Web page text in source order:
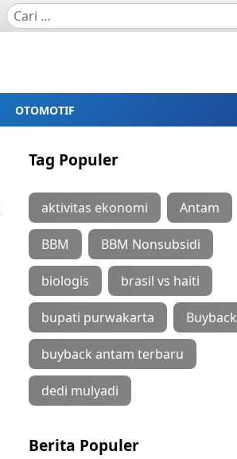
OTOMOTIF
Tag Populer
aktivitas ekonomi Antam
BBM BBM Nonsubsidi
biologis brasil vs haiti
bupati purwakarta Buyback
buyback antam terbaru
dedi mulyadi
Berita Populer